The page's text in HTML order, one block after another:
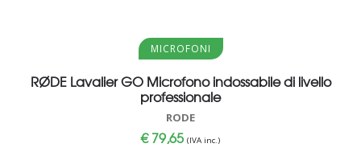
Aggiungi al carrello
MICROFONI
RØDE Lavalier GO Microfono indossabile di livello
professionale
RODE
€79,65 (IVA inc.)